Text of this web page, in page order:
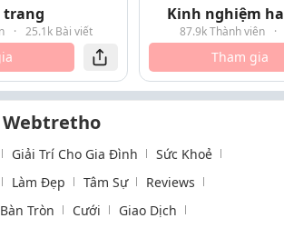
trang
· 25.1k Bài viết
Kinh nghiệm
87.9k Thành viên ·
Tham gia
Webtretho
Giải Trí Cho Gia Đình
Sức Khoẻ
Làm Đẹp Tâm Sự
Reviews
Tròn Cưới Giao Dịch